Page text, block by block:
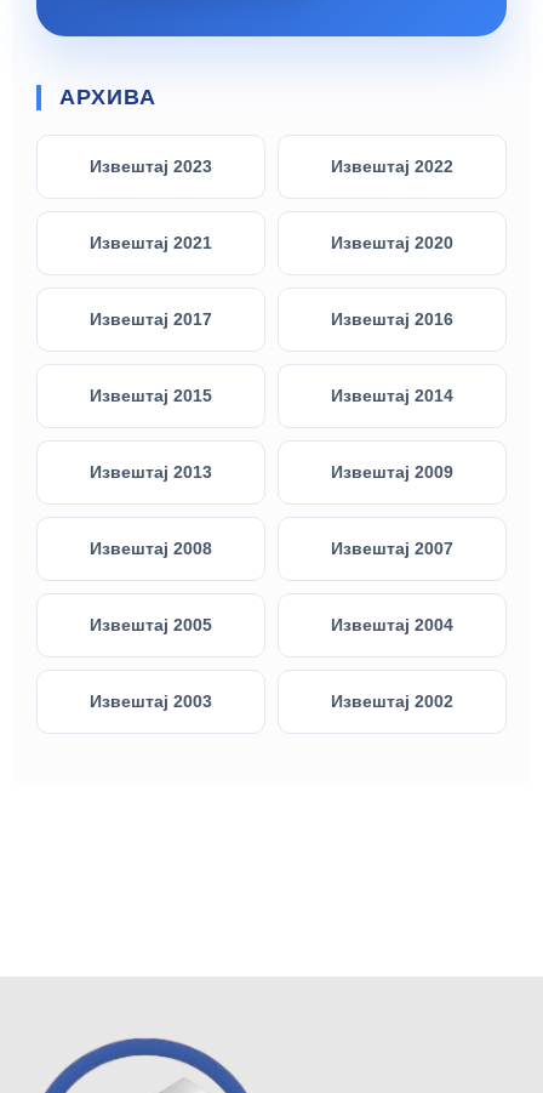
АРХИВА
Извештај 2023 Извештај 2022
Извештај 2021 Извештај 2020
Извештај 2017 Извештај 2016
Извештај 2015 Извештај 2014
Извештај 2013 Извештај 2009
Извештај 2008 Извештај 2007
Извештај 2005 Извештај 2004
Извештај 2003 Извештај 2002